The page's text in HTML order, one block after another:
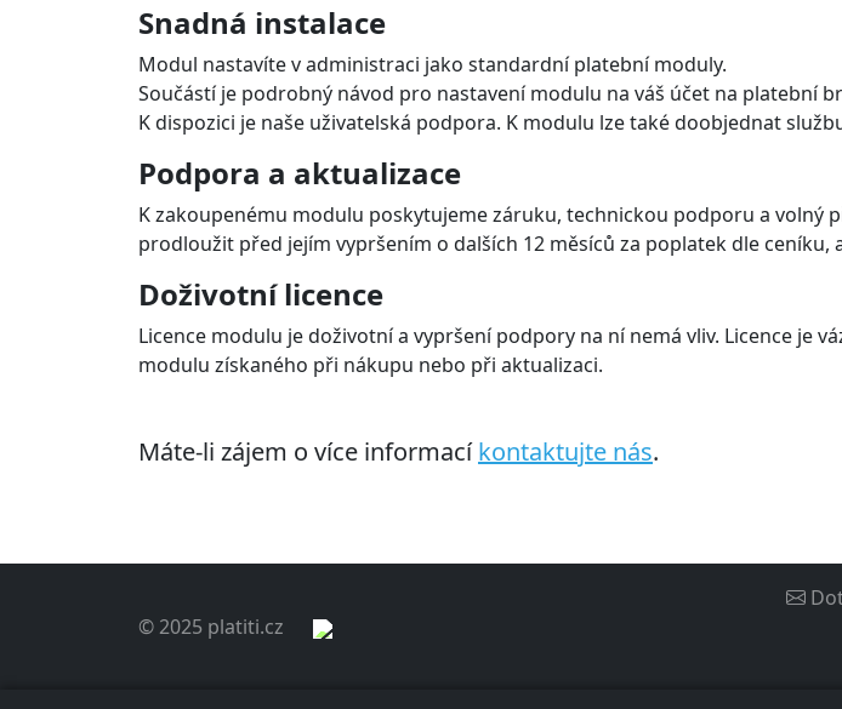
Snadná instalace
Modul nastavíte v administraci jako standardní platební moduly.
Součástí je podrobný návod pro nastavení modulu na váš účet na platební
K dispozici je naše uživatelská podpora. K modulu lze také doobjednat
Podpora a aktualizace
K zakoupenému modulu poskytujeme záruku, technickou podporu a volný
prodloužit před jejím vypršením o dalších 12 měsíců za poplatek dle ceníku,
Doživotní licence
Licence modulu je doživotní a vypršení podpory na ní nemá vliv. Licence je
modulu získaného při nákupu nebo při aktualizaci.
Máte-li zájem o více informacíkontaktujte nás.
© 2025 platiti.cz